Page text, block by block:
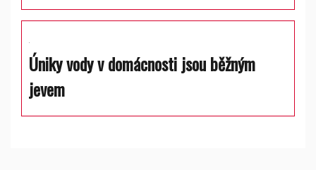
Úniky vody v domácnosti jsou běžným
jevem